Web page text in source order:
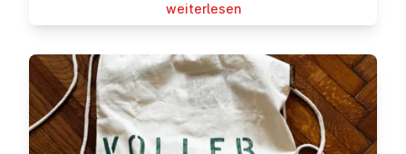
wei­ter­le­sen